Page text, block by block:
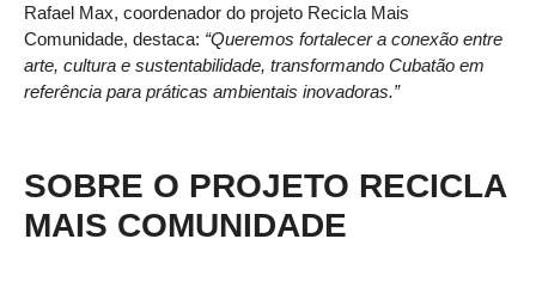
Rafael Max, coordenador do projeto Recicla Mais
Comunidade, destaca: “Queremos fortalecer a conexão entre
arte, cultura e sustentabilidade, transformando Cubatão em
referência para práticas ambientais inovadoras.”
SOBRE O PROJETO RECICLA
MAIS COMUNIDADE